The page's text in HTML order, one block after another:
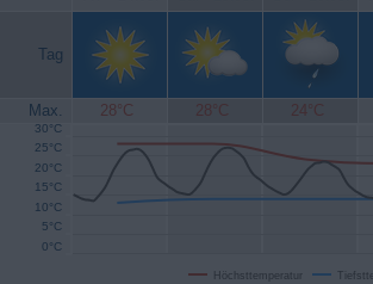
Tag
Max. 28°C 28°C 24°C
Höchsttemperatur
0°C
5°C
10°C
15°C
20°C
25°C
30°C